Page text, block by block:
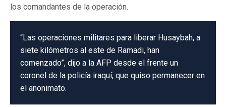
los comandantes de la operación.
“Las operaciones militares para liberar Husaybah, a
siete kilómetros al este de Ramadi, han
comenzado”, dijo a la AFP desde el frente un
coronel de la policía iraquí, que quiso permanecer en
el anonimato.